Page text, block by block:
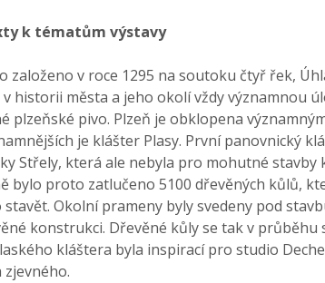
k tématům výstavy
založeno v roce 1295 na soutoku čtyř řek,
v historii města a jeho okolí vždy významnou
plzeňské pivo. Plzeň je obklopena
je klášter Plasy. První panovnický
Střely, která ale nebyla pro mohutné stavby
bylo proto zatlučeno 5100 dřevěných kůlů,
stavět. Okolní prameny byly svedeny pod
konstrukci. Dřevěné kůly se tak v
kláštera byla inspirací pro studio